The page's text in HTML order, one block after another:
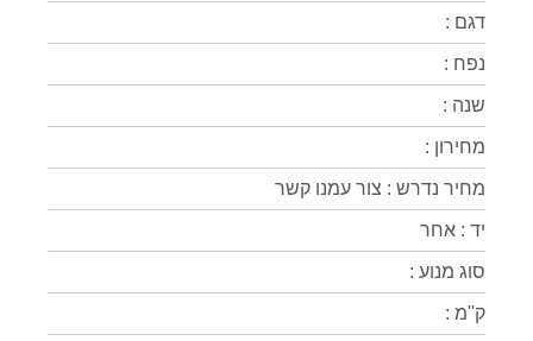
דגם :
נפח :
שנה :
מחירון :
מחיר נדרש : צור עמנו קשר
יד : אחר
סוג מנוע :
ק''מ :